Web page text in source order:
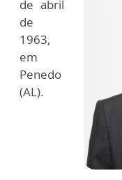
de abril
de
1963,
em
Penedo
(AL).